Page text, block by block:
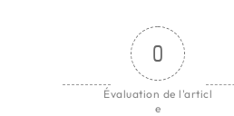
0
Évaluation de l'articl
e